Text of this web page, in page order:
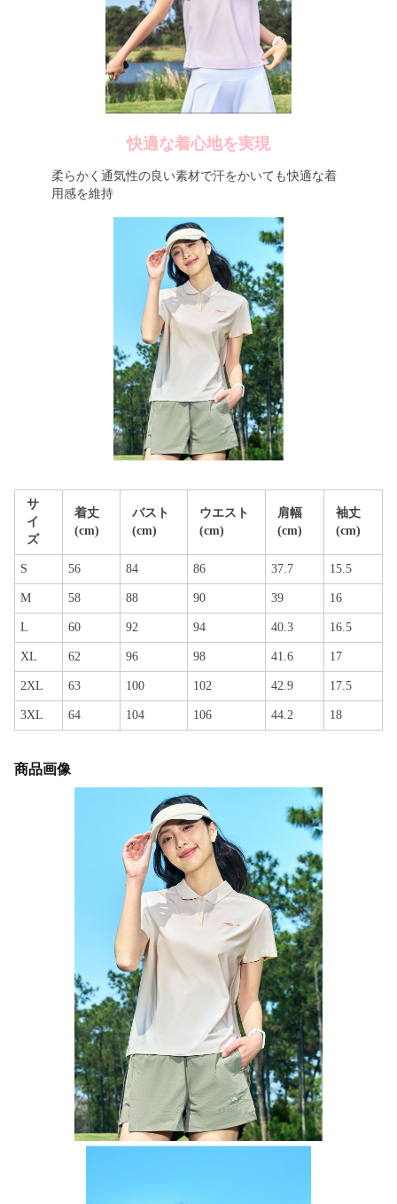
快適な着心地を実現
柔らかく通気性の良い素材で汗をかいても快適な着
用感を維持
サ
イ
ズ
着丈
(cm)
バスト
(cm)
ウエスト
(cm)
肩幅
(cm)
袖丈
(cm)
S 56 84 86 37.7 15.5
M 58 88 90 39 16
L 60 92 94 40.3 16.5
XL 62 96 98 41.6 17
2XL 63 100 102 42.9 17.5
3XL 64 104 106 44.2 18
商品画像